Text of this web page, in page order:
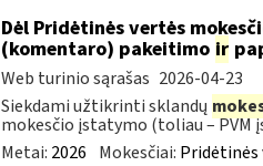
Dėl Pridėtinės vertės
(komentaro) pakeitimo ir
Web turinio sąrašas 2026-04-23
Siekdami užtikrinti sklandų
mokesčio įstatymo (toliau – PVM
Metai: 2026 Mokesčiai: